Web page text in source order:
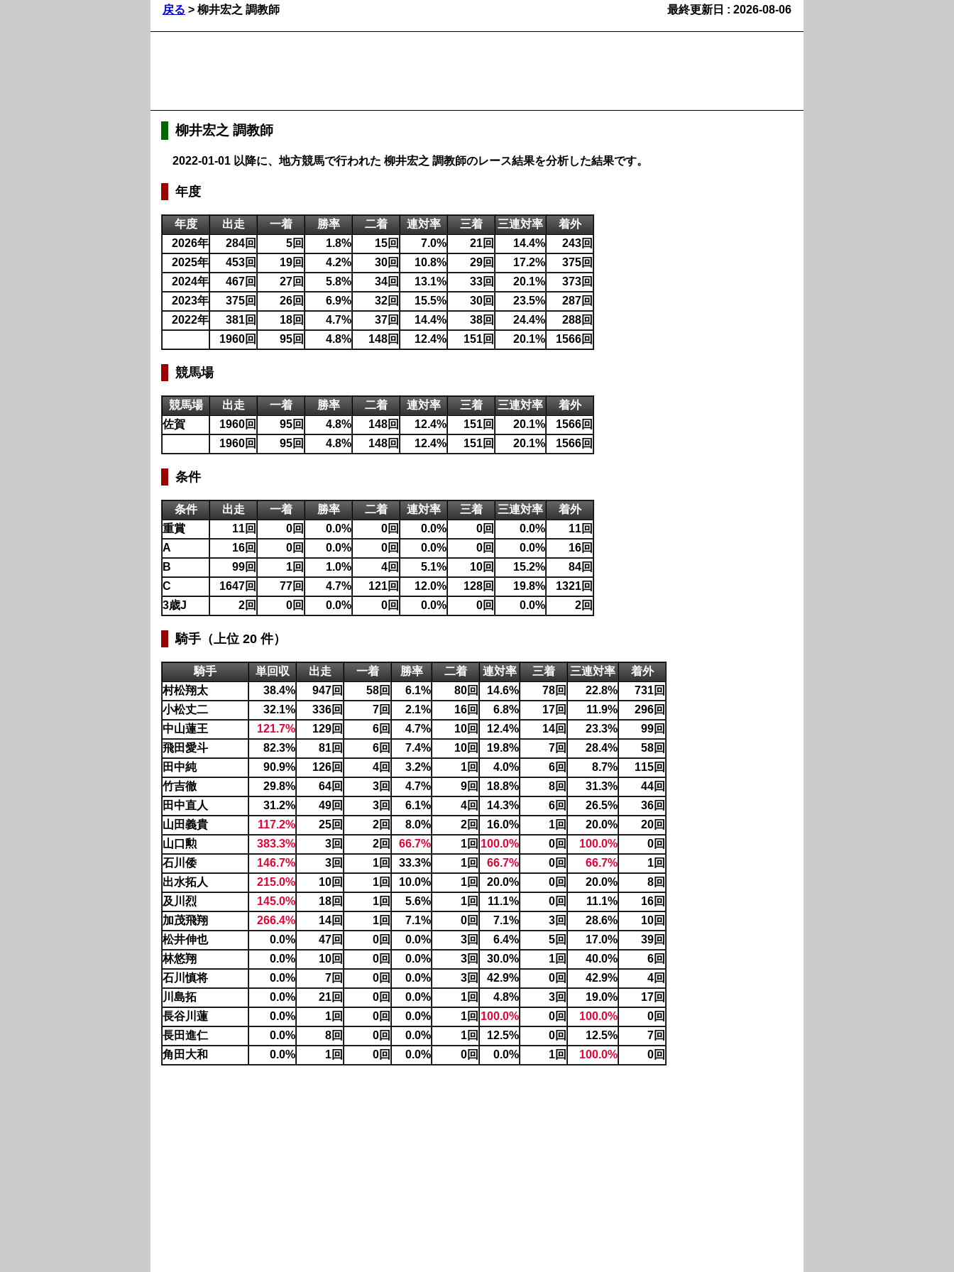
戻る > 柳井宏之 調教師 最終更新日 : 2026-08-06
柳井宏之 調教師
2022-01-01 以降に、地方競馬で行われた 柳井宏之 調教師のレース結果を分析した結果です。
年度
年度 出走 一着 勝率 二着 連対率 三着 三連対率
着外
2026年
284回 5回 1.8% 15回 7.0% 21回 14.4%
243回
2025年
453回 19回 4.2% 30回 10.8% 29回 17.2%
375回
2024年
467回 27回 5.8% 34回 13.1% 33回 20.1%
373回
2023年
375回 26回 6.9% 32回 15.5% 30回 23.5%
287回
2022年
381回 18回 4.7% 37回 14.4% 38回 24.4%
288回
1960回
95回 4.8% 148回 12.4% 151回 20.1% 1566回
競馬場
競馬場 出走 一着 勝率 二着 連対率 三着 三連対率
着外
佐賀
1960回 95回 4.8% 148回 12.4% 151回 20.1%
1566回
1960回
95回 4.8% 148回 12.4% 151回 20.1% 1566回
条件
条件 出走 一着 勝率 二着 連対率 三着 三連対率
着外
重賞
11回 0回 0.0% 0回 0.0% 0回 0.0%
11回
A
16回 0回 0.0% 0回 0.0% 0回 0.0%
16回
B
99回 1回 1.0% 4回 5.1% 10回 15.2%
84回
C
1647回 77回 4.7% 121回 12.0% 128回 19.8%
1321回
3歳J
2回 0回 0.0% 0回 0.0% 0回 0.0% 2回
騎手（上位 20 件）
騎手 単回収 出走 一着 勝率 二着 連対率 三着 三連対率
着外
村松翔太
38.4% 947回 58回 6.1% 80回 14.6% 78回 22.8%
731回
小松丈二
32.1% 336回 7回 2.1% 16回 6.8% 17回 11.9%
296回
中山蓮王
121.7% 129回 6回 4.7% 10回 12.4% 14回 23.3%
99回
飛田愛斗
82.3% 81回 6回 7.4% 10回 19.8% 7回 28.4%
58回
田中純
90.9% 126回 4回 3.2% 1回 4.0% 6回 8.7%
115回
竹吉徹
29.8% 64回 3回 4.7% 9回 18.8% 8回 31.3%
44回
田中直人
31.2% 49回 3回 6.1% 4回 14.3% 6回 26.5%
36回
山田義貴
117.2% 25回 2回 8.0% 2回 16.0% 1回 20.0%
20回
山口勲
383.3% 3回 2回 66.7% 1回 100.0% 0回 100.0%
0回
石川倭
146.7% 3回 1回 33.3% 1回 66.7% 0回 66.7%
1回
出水拓人
215.0% 10回 1回 10.0% 1回 20.0% 0回 20.0%
8回
及川烈
145.0% 18回 1回 5.6% 1回 11.1% 0回 11.1%
16回
加茂飛翔
266.4% 14回 1回 7.1% 0回 7.1% 3回 28.6%
10回
松井伸也
0.0% 47回 0回 0.0% 3回 6.4% 5回 17.0%
39回
林悠翔
0.0% 10回 0回 0.0% 3回 30.0% 1回 40.0%
6回
石川慎将
0.0% 7回 0回 0.0% 3回 42.9% 0回 42.9%
4回
川島拓
0.0% 21回 0回 0.0% 1回 4.8% 3回 19.0%
17回
長谷川蓮
0.0% 1回 0回 0.0% 1回 100.0% 0回 100.0%
0回
長田進仁
0.0% 8回 0回 0.0% 1回 12.5% 0回 12.5%
7回
角田大和
0.0% 1回 0回 0.0% 0回 0.0% 1回 100.0% 0回